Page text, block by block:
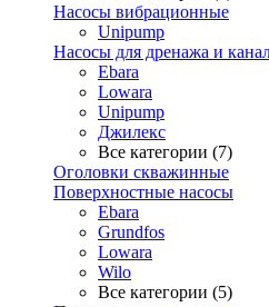
Насосы вибрационные
Unipump
Насосы для дренажа и
Ebara
Lowara
Unipump
Джилекс
Все категории (7)
Оголовки скважинные
Поверхностные насосы
Ebara
Grundfos
Lowara
Wilo
Все категории (5)